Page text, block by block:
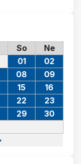
So Ne
01
02
08
09
15
16
22
23
29
30